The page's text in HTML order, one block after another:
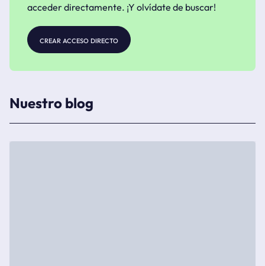
acceder directamente. ¡Y olvídate de buscar!
crear acceso directo
Nuestro blog